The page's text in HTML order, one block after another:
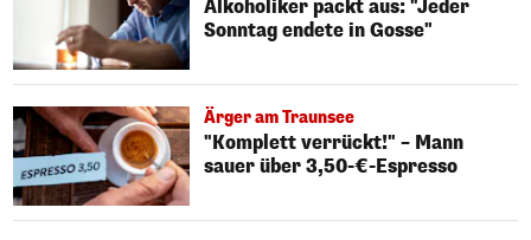
Alkoholiker packt aus: "Jeder
Sonntag endete in Gosse"
Ärger am Traunsee
"Komplett verrückt!" – Mann
sauer über 3,50-€-Espresso